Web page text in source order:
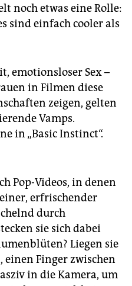
noch etwas eine Rolle:
sind einfach cooler als
emotionsloser Sex –
in Filmen diese
zeigen, gelten
Vamps.
in „Basic Instinct“.
Pop-Videos, in denen
erfrischender
durch
sie sich dabei
Liegen sie
einen Finger zwischen
in die Kamera, um